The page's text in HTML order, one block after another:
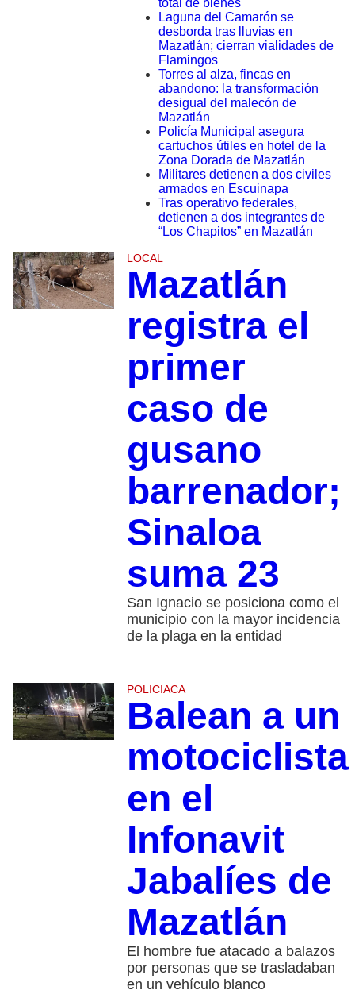
total de bienes
Laguna del Camarón se
desborda tras lluvias en
Mazatlán; cierran vialidades de
Flamingos
Torres al alza, fincas en
abandono: la transformación
desigual del malecón de
Mazatlán
Policía Municipal asegura
cartuchos útiles en hotel de la
Zona Dorada de Mazatlán
Militares detienen a dos civiles
armados en Escuinapa
Tras operativo federales,
detienen a dos integrantes de
“Los Chapitos” en Mazatlán
LOCAL
Mazatlán
registra el
primer
caso de
gusano
barrenador;
Sinaloa
suma 23
San Ignacio se posiciona como el
municipio con la mayor incidencia
de la plaga en la entidad
POLICIACA
Balean a un
motociclista
en el
Infonavit
Jabalíes de
Mazatlán
El hombre fue atacado a balazos
por personas que se trasladaban
en un vehículo blanco